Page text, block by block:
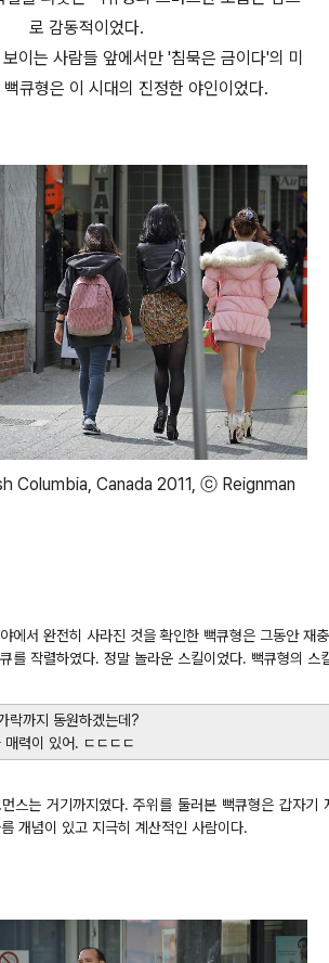
로 감동적이었다.
이는 사람들 앞에서만 '침묵은 금이다'의 미
큐형은 이 시대의 진정한 야인이었다.
Columbia, Canada 2011, ⓒ Reignman
에서 완전히 사라진 것을 확인한 뻑큐형은 그동안 재
를 작렬하였다. 정말 놀라운 스킬이었다. 뻑큐형의 스
까지 동원하겠는데?
이 있어. ㄷㄷㄷㄷ
스는 거기까지였다. 주위를 둘러본 뻑큐형은 갑자
개념이 있고 지극히 계산적인 사람이다.